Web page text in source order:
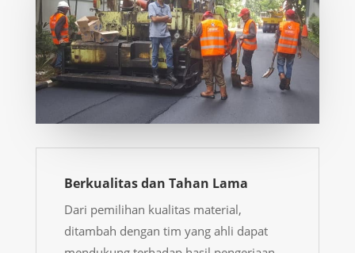
Berkualitas dan Tahan Lama
Dari pemilihan kualitas material,
ditambah dengan tim yang ahli dapat